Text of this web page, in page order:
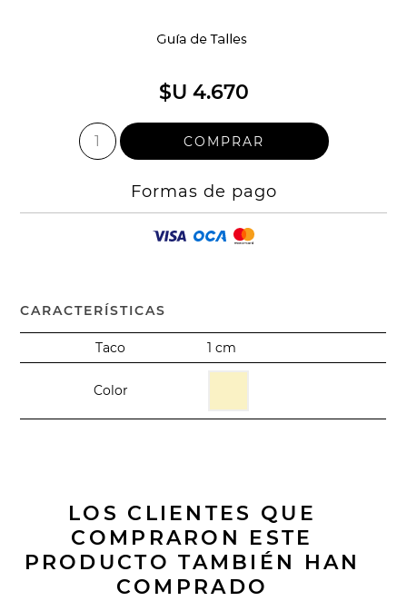
$U 4.670
Formas de pago
CARACTERÍSTICAS
Taco 1 cm
Color
LOS CLIENTES QUE
COMPRARON ESTE
PRODUCTO TAMBIÉN HAN
COMPRADO